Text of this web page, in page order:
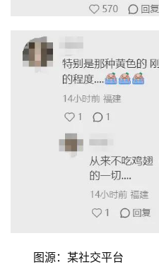
图源：某社交平台